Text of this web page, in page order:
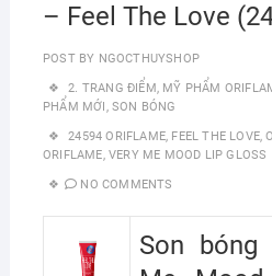
– Feel The Love
POST BY NGOCTHUYSHOP
2. TRANG ĐIỂM, MỸ PHẨM
PHẨM MỚI, SON BÓNG
24594 ORIFLAME, FEEL THE LOVE,
ORIFLAME, VERY ME MOOD LIP GLOSS
NO COMMENTS
Son bóng